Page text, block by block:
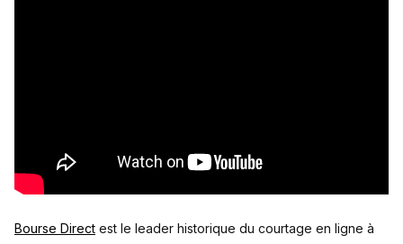
Bourse Direct est le leader historique du courtage en ligne à